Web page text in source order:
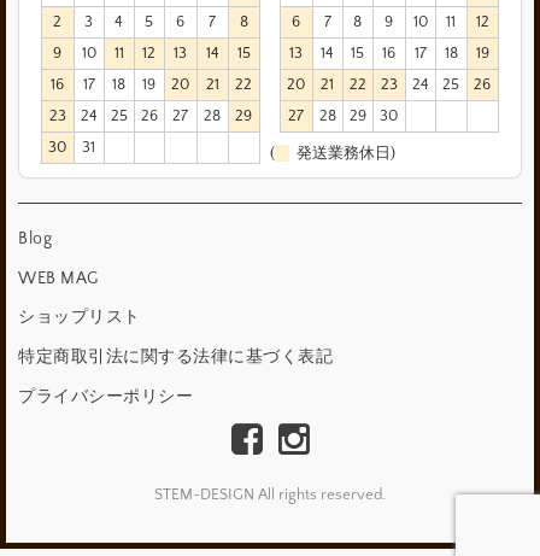
2
3 4 5 6 7
8
9
10 11 12 13 14
15
16
17 18 19 20 21
22
23
24 25 26 27 28
29
30
31
6
7 8 9 10 11
12
13
14 15 16 17 18
19
20
21 22 23 24 25
26
27
28 29 30
( 発送業務休日)
Blog
WEB MAG
ショップリスト
特定商取引法に関する法律に基づく表記
プライバシーポリシー
STEM-DESIGN All rights reserved.